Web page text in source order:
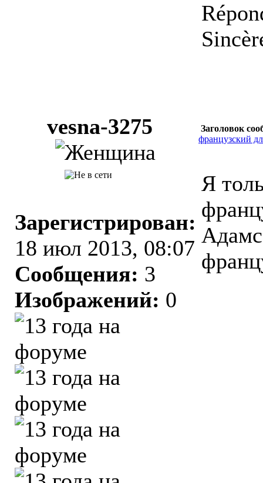
vesna-3275
Заголовок
французский
Зарегистрирован:
18 июл 2013, 08:07
Сообщения: 3
Изображений: 0
Я